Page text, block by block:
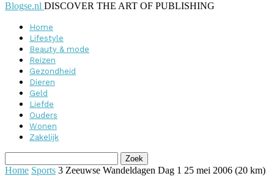
Blogse.nl DISCOVER THE ART OF PUBLISHING
Home
Lifestyle
Beauty & mode
Reizen
Gezondheid
Dieren
Geld
Liefde
Ouders
Wonen
Zakelijk
Home Sports 3 Zeeuwse Wandeldagen Dag 1 25 mei 2006 (20 km)